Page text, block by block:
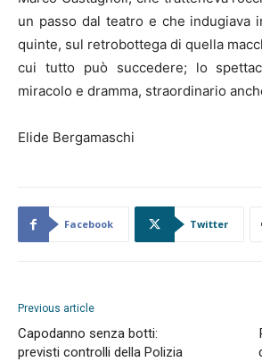
un passo dal teatro e che indugiava
quinte, sul retrobottega di quella
cui tutto può succedere; lo
miracolo e dramma, straordinario
Elide Bergamaschi
Facebook Twitter
Previous article
Capodanno senza botti:
previsti controlli della Polizia